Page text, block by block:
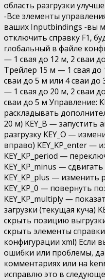
область разгрузки
-Все элементы
ваших Inputbindings -вы
отключить справку F1,
глобальный в файле
— 1 свая до 12 м, 2 сваи
Трейлер 15 м — 1 свая до
сваи до 5 м или 4 сваи
— 1 свая до 20 м, 2 сваи
сваи до 5 м Управление:
раскладывать
20 м) KEY_B — запустить
разгрузку KEY_O —
вправо) KEY_KP_enter —
KEY_KP_period —
KEY_KP_minus —
KEY_KP_plus — изменить
KEY_KP_0 — повернуть
KEY_KP_multiply —
загрузки (текущая куча)
скрыть позицию
скрыть элементы
конфигурации xml) Если
ошибки или проблемы,
комментариях или на
исправлю это в